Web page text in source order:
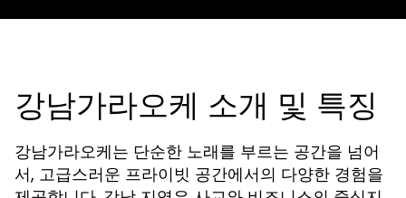
강남가라오케 소개 및 특징
강남가라오케는 단순한 노래를 부르는 공간을 넘어
서, 고급스러운 프라이빗 공간에서의 다양한 경험을